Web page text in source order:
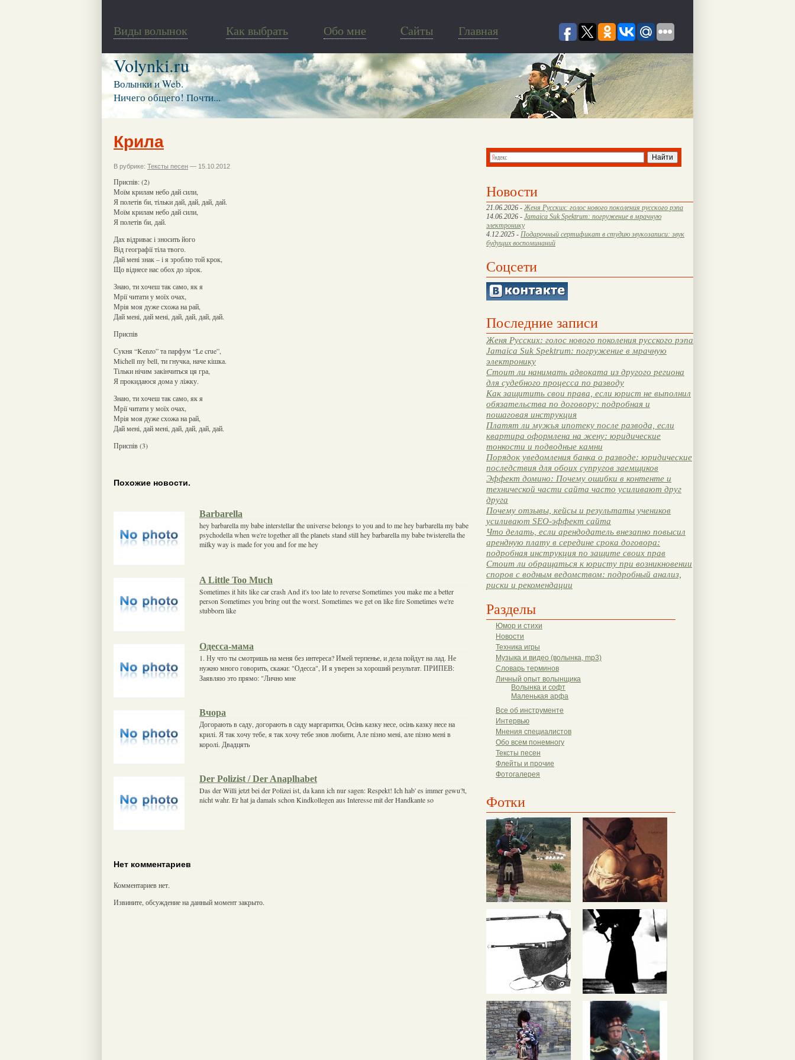
Виды волынок Как выбрать Обо мне Cайты Главная
Volynki.ru
Волынки и Web.
Ничего общего! Почти...
Новости
21.06.2026 - Женя Русских: голос нового поколения русского рэпа
14.06.2026 - Jamaica Suk Spektrum: погружение в мрачную
электронику
4.12.2025 - Подарочный сертификат в студию звукозаписи: звук
будущих воспоминаний
Соцсети
Последние записи
Женя Русских: голос нового поколения русского рэпа
Jamaica Suk Spektrum: погружение в мрачную
электронику
Стоит ли нанимать адвоката из другого региона
для судебного процесса по разводу
Как защитить свои права, если юрист не выполнил
обязательства по договору: подробная и
пошаговая инструкция
Платят ли мужья ипотеку после развода, если
квартира оформлена на жену: юридические
тонкости и подводные камни
Порядок уведомления банка о разводе: юридические
последствия для обоих супругов заемщиков
Эффект домино: Почему ошибки в контенте и
технической части сайта часто усиливают друг
друга
Почему отзывы, кейсы и результаты учеников
усиливают SEO-эффект сайта
Что делать, если арендодатель внезапно повысил
арендную плату в середине срока договора:
подробная инструкция по защите своих прав
Стоит ли обращаться к юристу при возникновении
споров с водным ведомством: подробный анализ,
риски и рекомендации
Разделы
Юмор и стихи
Новости
Техника игры
Музыка и видео (волынка, mp3)
Словарь терминов
Личный опыт волынщика
Волынка и софт
Маленькая арфа
Все об инструменте
Интервью
Мнения специалистов
Обо всем понемногу
Тексты песен
Флейты и прочие
Фотогалерея
Фотки
Крила
В рубрике: Тексты песен — 15.10.2012
Приспів: (2)
Моїм крилам небо дай сили,
Я полетів би, тільки дай, дай, дай, дай.
Моїм крилам небо дай сили,
Я полетів би, дай.
Дах відриває і зносить його
Від географії тіла твого.
Дай мені знак – і я зроблю той крок,
Що віднесе нас обох до зірок.
Знаю, ти хочеш так само, як я
Мрії читати у моїх очах,
Мрія моя дуже схожа на рай,
Дай мені, дай мені, дай, дай, дай, дай.
Приспів
Сукня “Kenzo” та парфум “Le crue”,
Michell my bell, ти гнучка, наче кішка.
Тільки нічим закінчиться ця гра,
Я прокидаюся дома у ліжку.
Знаю, ти хочеш так само, як я
Мрії читати у моїх очах,
Мрія моя дуже схожа на рай,
Дай мені, дай мені, дай, дай, дай, дай.
Приспів (3)
Похожие новости.
Barbarella
hey barbarella my babe interstellar the universe belongs to you and to me hey barbarella my babe
psychodella when we're together all the planets stand still hey barbarella my babe twisterella the
milky way is made for you and for me hey
A Little Too Much
Sometimes it hits like car crash And it's too late to reverse Sometimes you make me a better
person Sometimes you bring out the worst. Sometimes we get on like fire Sometimes we're
stubborn like
Одесса-мама
1. Ну что ты смотришь на меня без интереса? Имей терпенье, и дела пойдут на лад. Не
нужно много говорить, скажи: "Одесса", И я уверен за хороший результат. ПРИПЕВ:
Заявляю это прямо: "Лично мне
Вчора
Догорають в саду, догорають в саду маргаритки, Осінь казку несе, осінь казку несе на
крилі. Я так хочу тебе, я так хочу тебе знов любити, Але пізно мені, але пізно мені в
королі. Двадцять
Der Polizist / Der Anaplhabet
Das der Willi jetzt bei der Polizei ist, da kann ich nur sagen: Respekt! Ich hab' es immer gewu?t,
nicht wahr. Er hat ja damals schon Kindkollegen aus Interesse mit der Handkante so
Нет комментариев
Комментариев нет.
Извините, обсуждение на данный момент закрыто.